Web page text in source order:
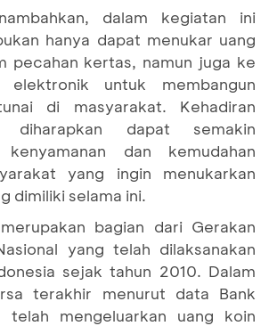
dalam kegiatan ini
hanya dapat menukar uang
pecahan kertas, namun juga ke
elektronik untuk membangun
di masyarakat. Kehadiran
diharapkan dapat semakin
kenyamanan dan kemudahan
yang ingin menukarkan
dimiliki selama ini.
bagian dari Gerakan
yang telah dilaksanakan
sejak tahun 2010. Dalam
terakhir menurut data Bank
telah mengeluarkan uang koin